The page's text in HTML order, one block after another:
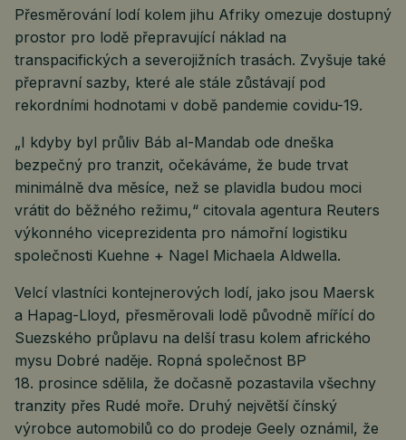
Přesměrování lodí kolem jihu Afriky omezuje dostupný
prostor pro lodě přepravující náklad na
transpacifických a severojižních trasách. Zvyšuje také
přepravní sazby, které ale stále zůstávají pod
rekordními hodnotami v době pandemie covidu-19.
„I kdyby byl průliv Báb al-Mandab ode dneška
bezpečný pro tranzit, očekáváme, že bude trvat
minimálně dva měsíce, než se plavidla budou moci
vrátit do běžného režimu,“ citovala agentura Reuters
výkonného viceprezidenta pro námořní logistiku
společnosti Kuehne + Nagel Michaela Aldwella.
Velcí vlastníci kontejnerových lodí, jako jsou Maersk
a Hapag-Lloyd, přesměrovali lodě původně mířící do
Suezského průplavu na delší trasu kolem afrického
mysu Dobré naděje. Ropná společnost BP
18. prosince sdělila, že dočasně pozastavila všechny
tranzity přes Rudé moře. Druhý největší čínský
výrobce automobilů co do prodeje Geely oznámil, že